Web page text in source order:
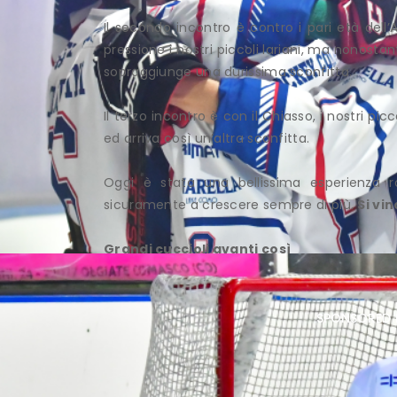
Il secondo incontro è contro i pari età
pressione i nostri piccoli lariani, ma
sopraggiunge una durissima sconfitta.
Il terzo incontro è con il Chiasso, i nostri
ed arriva così un’altra sconfitta.
Oggi è stata una bellissima esperienza
sicuramente a crescere sempre di più.Si
Grandi cuccioli avanti così
sponsored